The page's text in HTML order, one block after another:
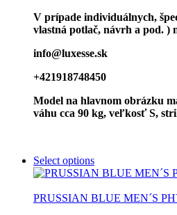
V prípade individuálnych,
vlastná potlač, návrh a pod. )
info@luxesse.sk
+421918748450
Model na hlavnom obrázku
váhu cca 90 kg, veľkosť S,
Select options
PRUSSIAN BLUE MEN´S